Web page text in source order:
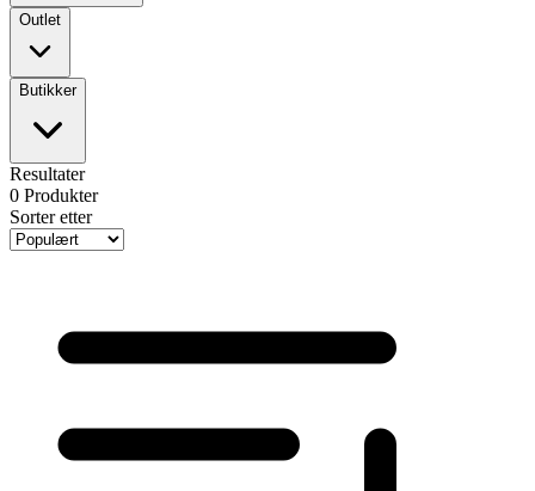
Outlet
Butikker
Resultater
0 Produkter
Sorter etter